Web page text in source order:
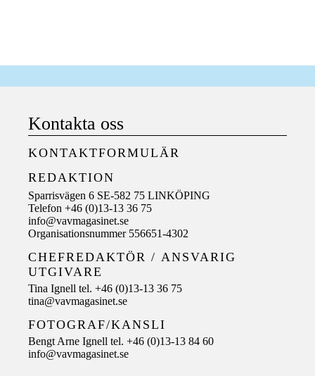
Kontakta oss
KONTAKTFORMULÄR
REDAKTION
Sparrisvägen 6 SE-582 75 LINKÖPING
Telefon +46 (0)13-13 36 75
info@vavmagasinet.se
Organisationsnummer 556651-4302
CHEFREDAKTÖR / ANSVARIG
UTGIVARE
Tina Ignell tel. +46 (0)13-13 36 75
tina@vavmagasinet.se
FOTOGRAF/KANSLI
Bengt Arne Ignell tel. +46 (0)13-13 84 60
info@vavmagasinet.se